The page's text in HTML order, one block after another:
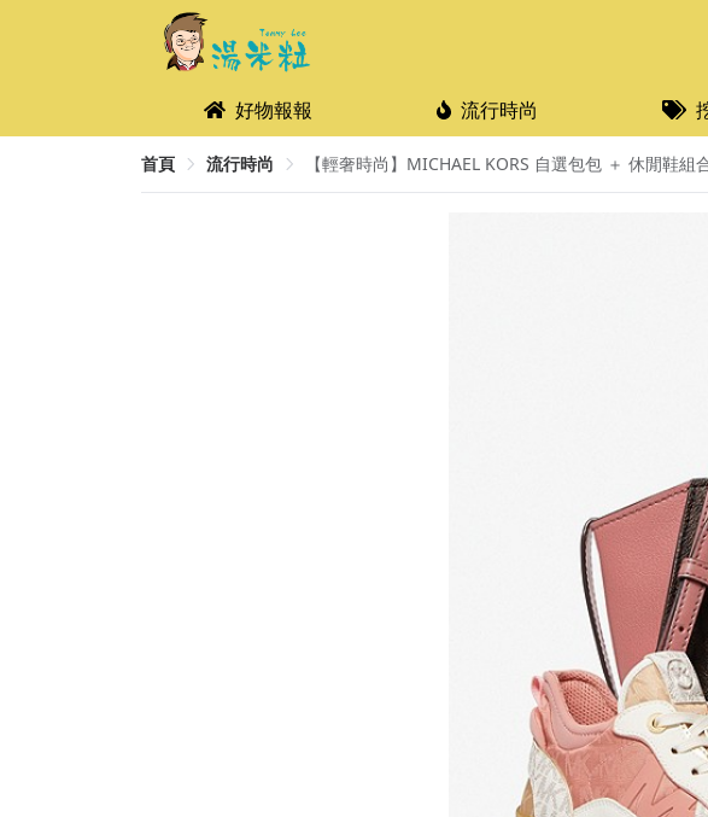
好物報報 流行時尚
首頁 流行時尚 【輕奢時尚】MICHAEL KORS 自選包包 ＋ 休閒鞋組